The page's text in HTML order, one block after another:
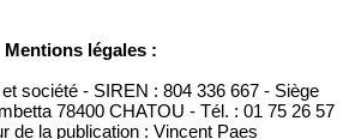
Mentions légales :
société - SIREN : 804 336 667 - Siège
78400 CHATOU - Tél. : 01 75 26 57
de la publication : Vincent Paes